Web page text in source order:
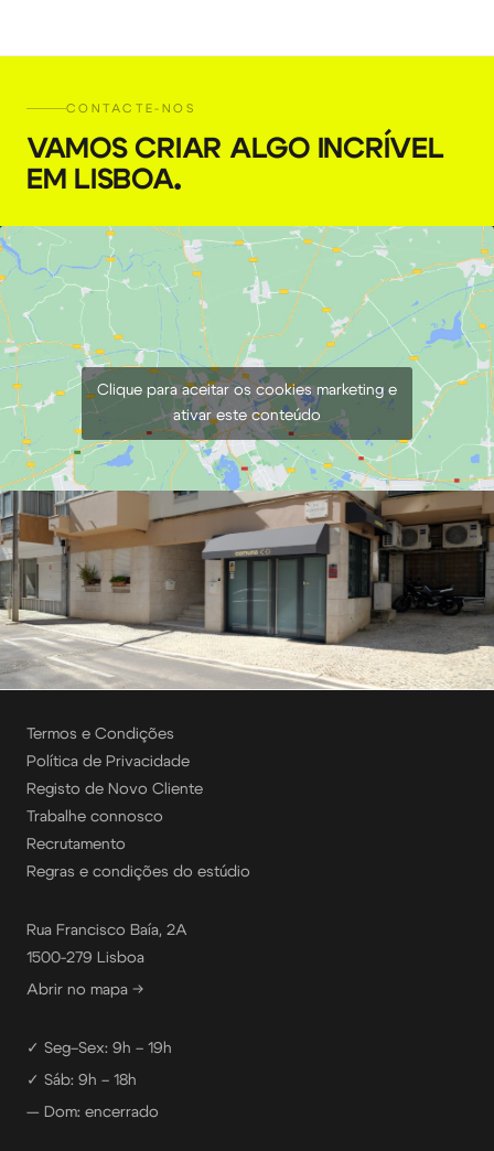
CONTACTE-NOS
VAMOS CRIAR ALGO INCRÍVEL
EM LISBOA.
Clique para aceitar os cookies marketing e
ativar este conteúdo
Termos e Condições
Política de Privacidade
Registo de Novo Cliente
Trabalhe connosco
Recrutamento
Regras e condições do estúdio
Rua Francisco Baía, 2A
1500-279 Lisboa
Abrir no mapa →
✓ Seg–Sex: 9h – 19h
✓ Sáb: 9h – 18h
— Dom: encerrado